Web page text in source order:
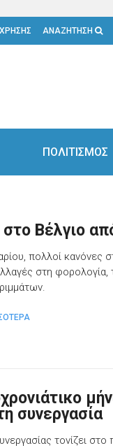
ΑΝΑΖΗΤΗΣΗ
ΠΟΛΙΤΙΣΜΟΣ
Βέλγιο
πολλοί
στη φορολογία,
συνεργασία
τονίζει